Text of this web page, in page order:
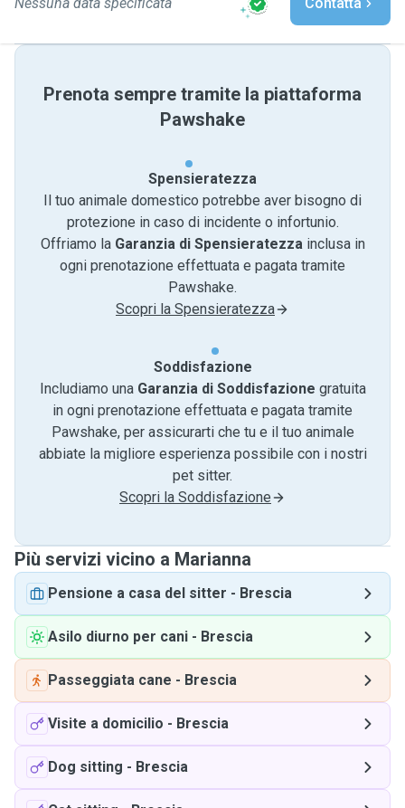
Prenota sempre tramite la piattaforma
Pawshake
Spensieratezza
Il tuo animale domestico potrebbe aver bisogno di
protezione in caso di incidente o infortunio.
Offriamo la Garanzia di Spensieratezzainclusa in
ogni prenotazione effettuata e pagata tramite
Pawshake.
Scopri la Spensieratezza
Soddisfazione
Includiamo una Garanzia di Soddisfazione gratuita
in ogni prenotazione effettuata e pagata tramite
Pawshake, per assicurarti che tu e il tuo animale
abbiate la migliore esperienza possibile con i nostri
pet sitter.
Scopri la Soddisfazione
Più servizi vicino a Marianna
Pensione a casa del sitter - Brescia
Asilo diurno per cani - Brescia
Passeggiata cane - Brescia
Visite a domicilio - Brescia
Dog sitting - Brescia